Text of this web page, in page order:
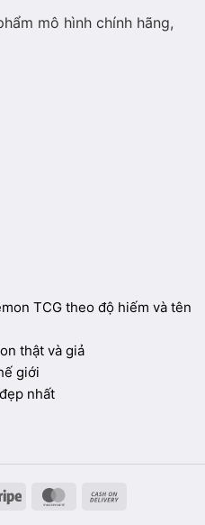
mô hình chính hãng,
TCG theo độ hiếm và tên
thật và giả
giới
nhất
Stripe MasterCard